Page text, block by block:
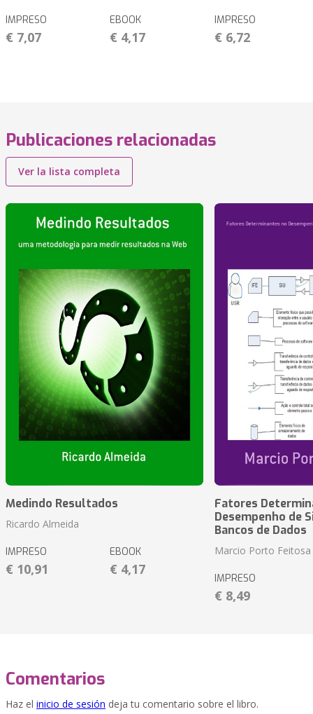
IMPRESO
€ 7,07
EBOOK
€ 4,17
IMPRESO
€ 6,72
Publicaciones relacionadas
Ver la lista completa
Medindo Resultados
Ricardo Almeida
IMPRESO
€ 10,91
EBOOK
€ 4,17
Fatores
Desempenho de
Bancos de Dados
Marcio Porto Feitosa
IMPRESO
€ 8,49
Comentarios
Haz el inicio de sesión deja tu comentario sobre el libro.